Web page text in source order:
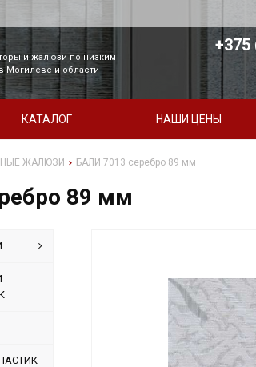
и жалюзи по низким
Могилеве и области
+375
КАТАЛОГ НАШИ ЦЕНЫ
ЖАЛЮЗИ БАЛИ 7013 серебро 89 мм
89 мм